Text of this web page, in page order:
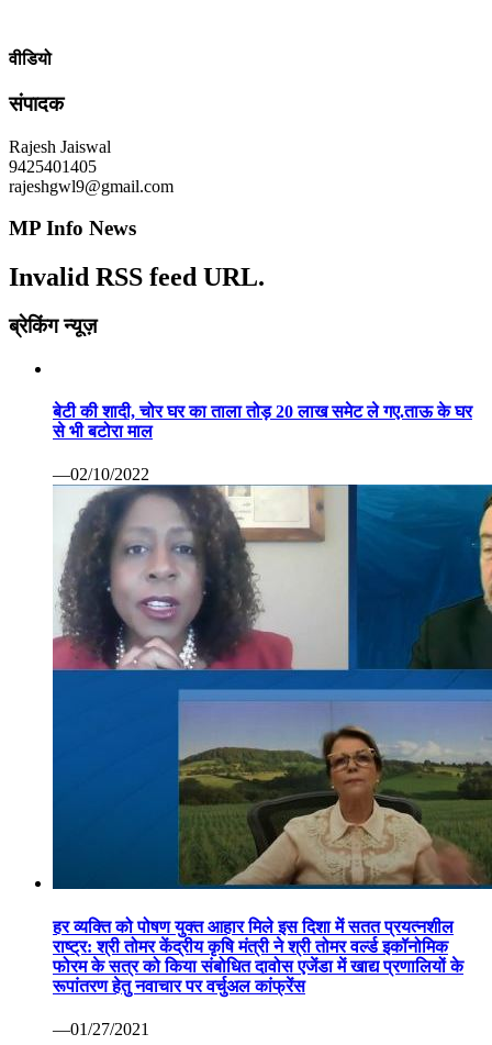
वीडियो
संपादक
Rajesh Jaiswal
9425401405
rajeshgwl9@gmail.com
MP Info News
Invalid RSS feed URL.
ब्रेकिंग न्यूज़
बेटी की शादी, चोर घर का ताला तोड़ 20 लाख समेट ले गए.ताऊ के घर
से भी बटोरा माल
—02/10/2022
हर व्यक्ति को पोषण युक्त आहार मिले इस दिशा में सतत प्रयत्नशील
राष्ट्र: श्री तोमर केंद्रीय कृषि मंत्री ने श्री तोमर वर्ल्ड इकॉनोमिक
फोरम के सत्र को किया संबोधित दावोस एजेंडा में खाद्य प्रणालियों के
रूपांतरण हेतु नवाचार पर वर्चुअल कांफ्रेंस
—01/27/2021